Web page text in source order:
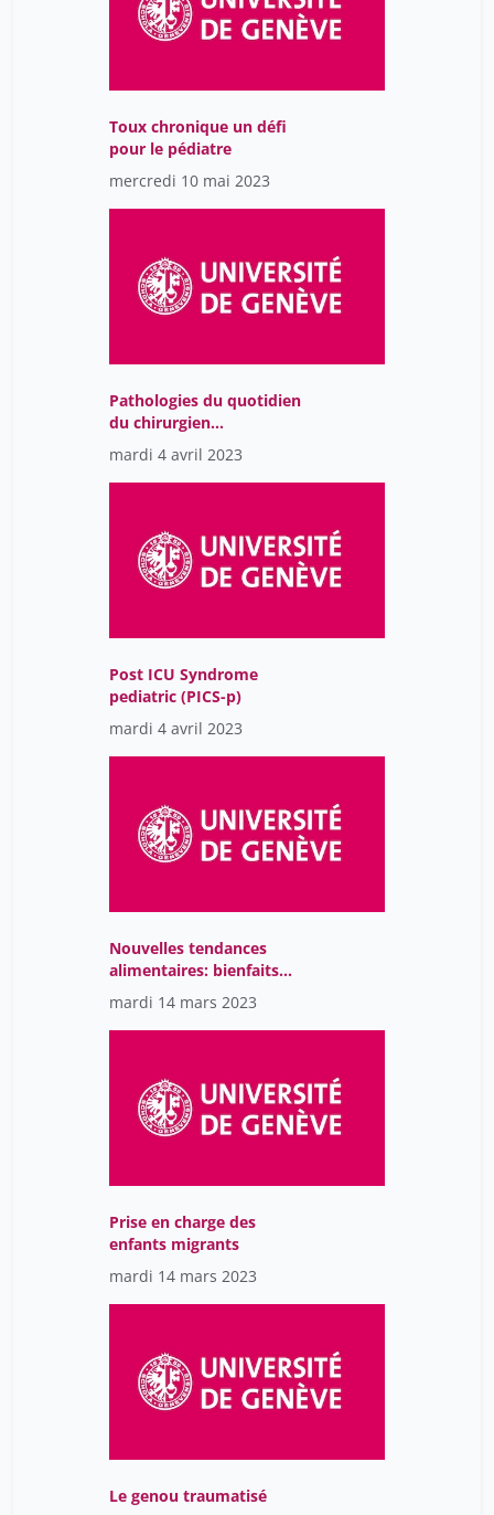
Toux chronique un défi
pour le pédiatre
mercredi 10 mai 2023
Pathologies du quotidien
du chirurgien
pédiatrique et du
pédiatre!
mardi 4 avril 2023
Post ICU Syndrome
pediatric (PICS-p)
mardi 4 avril 2023
Nouvelles tendances
alimentaires: bienfaits
ou risques pour nos
enfants?
mardi 14 mars 2023
Prise en charge des
enfants migrants
mardi 14 mars 2023
Le genou traumatisé